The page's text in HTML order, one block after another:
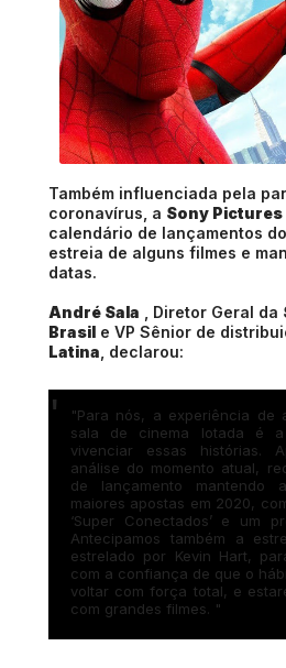
Também influenciada pela
coronavírus, a Sony Pictures
calendário de lançamentos
estreia de alguns filmes e
datas.
André Sala , Diretor Geral da
Brasil e VP Sênior de
Latina , declarou:
"Para nós, a experiência de
sala de cinema lotada é
vivenciar essas histórias.
análise do momento atual,
de lançamento mantendo
maiores apostas em 2020,
‘Super Conectados’ e um
Antecipamos também a
estrelado por Kevin Hart,
com a confiança de que o
voltar com força total, e
com grandes filmes. "